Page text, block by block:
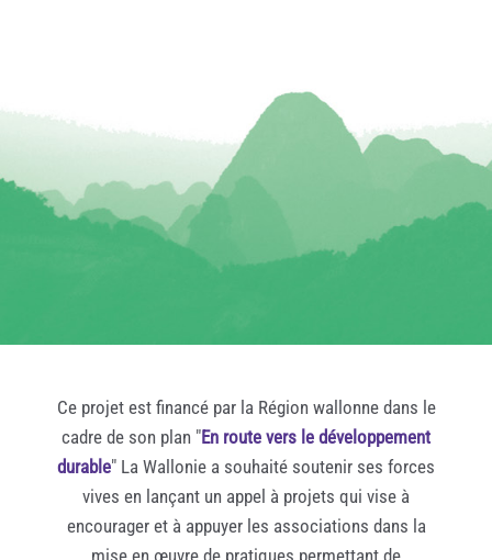
Ce projet est financé par la Région wallonne dans le
cadre de son plan "En route vers le développement
durable" La Wallonie a souhaité soutenir ses forces
vives en lançant un appel à projets qui vise à
encourager et à appuyer les associations dans la
mise en œuvre de pratiques permettant de